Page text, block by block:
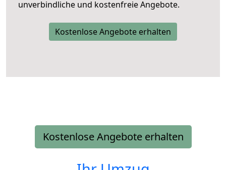
unverbindliche und kostenfreie Angebote.
Kostenlose Angebote erhalten
Kostenlose Angebote erhalten